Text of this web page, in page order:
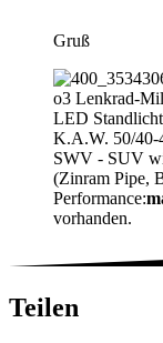
Gruß
o3 Lenkrad-
LED
K.A.W. 50/40-
SWV - SUV
(Zinram Pipe,
Performance:
vorhanden.
Teilen